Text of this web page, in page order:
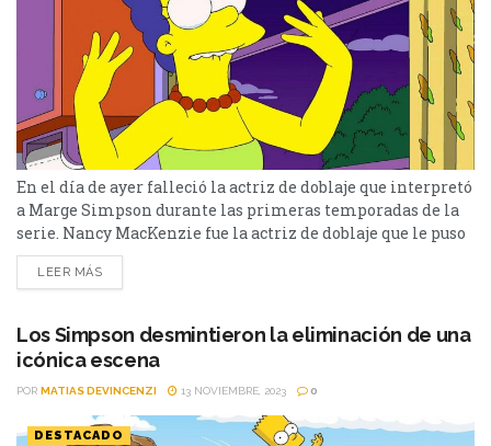
En el día de ayer falleció la actriz de doblaje que interpretó
a Marge Simpson durante las primeras temporadas de la
serie. Nancy MacKenzie fue la actriz de doblaje que le puso
la voz a la madre de la familia Simpson para toda
Latinoamérica durante las primeras temporadas, Ayer, sus
LEER MÁS
Los Simpson desmintieron la eliminación de una
icónica escena
POR MATIAS DEVINCENZI 13 NOVIEMBRE, 2023 0
DESTACADO